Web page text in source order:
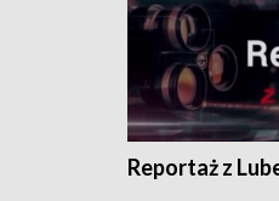
Reportaż z